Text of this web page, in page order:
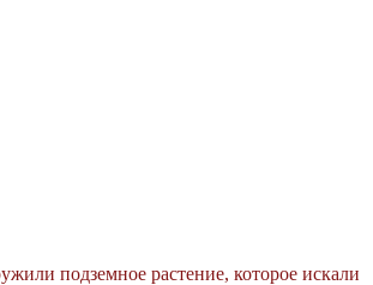
подземное растение, которое искали